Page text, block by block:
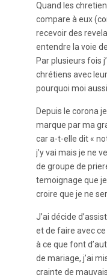
Quand les
compare à eux
recevoir des
entendre la voie
Par plusieurs fois
chrétiens avec
pourquoi moi
Depuis le corona
marque par ma
car a-t-elle dit «
j’y vai mais je ne
de groupe de
temoignage que
croire que je ne
J’ai décide
et de faire avec
à ce que font
de mariage, j’ai
crainte de